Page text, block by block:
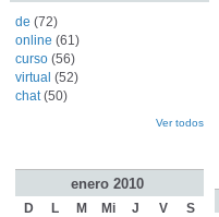
de (72)
online (61)
curso (56)
virtual (52)
chat(50)
Ver todos
enero 2010
D L M Mi J V
S